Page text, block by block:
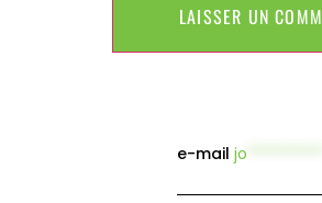
e-mailjo